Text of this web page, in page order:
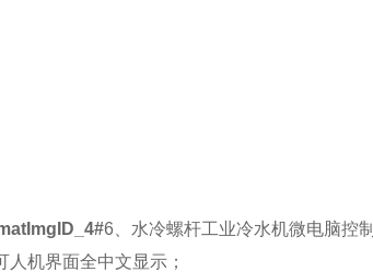
6 、水冷螺杆工业冷水机微电脑控制
机界面全中文显示；